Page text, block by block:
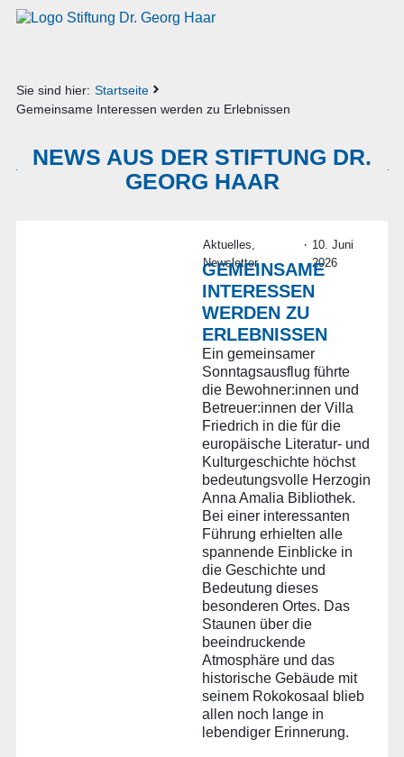
Sie sind hier: Startseite
Gemeinsame Interessen werden zu Erlebnissen
NEWS AUS DER STIFTUNG DR.
GEORG HAAR
Aktuelles,
Newsletter
· 10. Juni
2026
GEMEINSAME
INTERESSEN
WERDEN ZU
ERLEBNISSEN
Ein gemeinsamer
Sonntagsausflug führte
die Bewohner:innen und
Betreuer:innen der Villa
Friedrich in die für die
europäische Literatur- und
Kulturgeschichte höchst
bedeutungsvolle Herzogin
Anna Amalia Bibliothek.
Bei einer interessanten
Führung erhielten alle
spannende Einblicke in
die Geschichte und
Bedeutung dieses
besonderen Ortes. Das
Staunen über die
beeindruckende
Atmosphäre und das
historische Gebäude mit
seinem Rokokosaal blieb
allen noch lange in
lebendiger Erinnerung.